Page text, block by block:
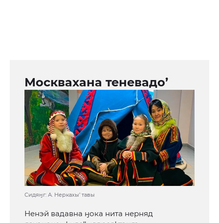
Москвахана теневадо’
Сидяӈг: А. Неркахы’ тавы
Ненэй вадавна ӈока нита нерняд